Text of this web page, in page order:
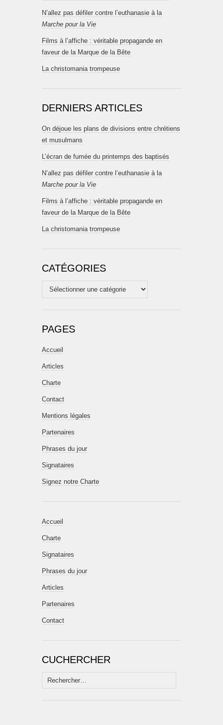
N’allez pas défiler contre l’euthanasie à la
Marche pour la Vie
Films à l’affiche : véritable propagande en
faveur de la Marque de la Bête
La christomania trompeuse
DERNIERS ARTICLES
On déjoue les plans de divisions entre chrétiens
et musulmans
L’écran de fumée du printemps des baptisés
N’allez pas défiler contre l’euthanasie à la
Marche pour la Vie
Films à l’affiche : véritable propagande en
faveur de la Marque de la Bête
La christomania trompeuse
CATÉGORIES
Catégories
PAGES
Accueil
Articles
Charte
Contact
Mentions légales
Partenaires
Phrases du jour
Signataires
Signez notre Charte
Accueil
Charte
Signataires
Phrases du jour
Articles
Partenaires
Contact
CUCHERCHER
Rechercher :